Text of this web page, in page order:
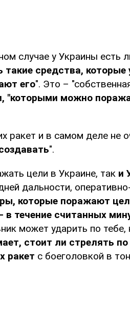
случае у Украины есть
такие средства,
его". Это –
"которыми можно
ракет и в самом деле не
".
цели в Украине, так и
дальности,
которые поражают
в течение считанных
может ударить по
стоит ли стрелять по
ракет с боеголовкой в